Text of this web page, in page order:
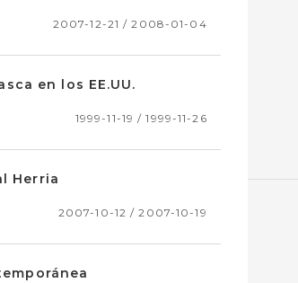
2007-12-21 / 2008-01-04
en los EE.UU.
1999-11-19 / 1999-11-26
Herria
2007-10-12 / 2007-10-19